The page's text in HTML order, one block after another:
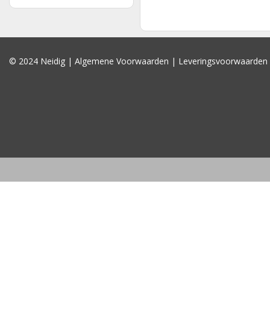
© 2024 Neidig | Algemene Voorwaarden | Leveringsvoorwaarden